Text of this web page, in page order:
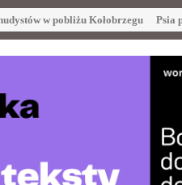
w pobliżu Kołobrzegu Psia